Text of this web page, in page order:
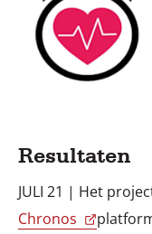
Resultaten
JULI 21 | Het
Chronos